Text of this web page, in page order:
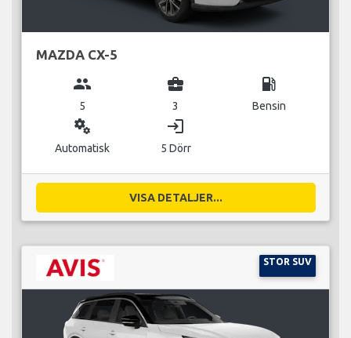
MAZDA CX-5
group
5
business_center
3
local_gas_station
Bensin
miscellaneous_services
Automatisk
login
5 Dörr
VISA DETALJER...
STOR SUV